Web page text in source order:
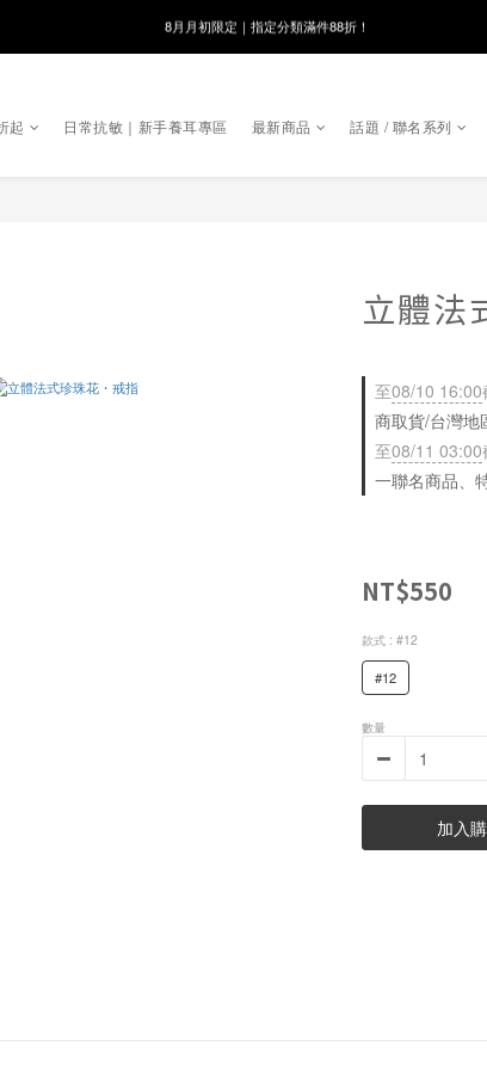
8月月初限定｜指定分類滿件88折！
線在，好事發生｜祈願新品 第2件享9折
8月月初限定｜指定分類滿件88折！
起 日常抗敏｜新手養耳專區 最新商品 話題 / 聯名系列
立體法
至08/10 16:00
商取貨/台灣地
至08/11 03:00
一聯名商品、
NT$550
款式 : #12
#12
數量
加入